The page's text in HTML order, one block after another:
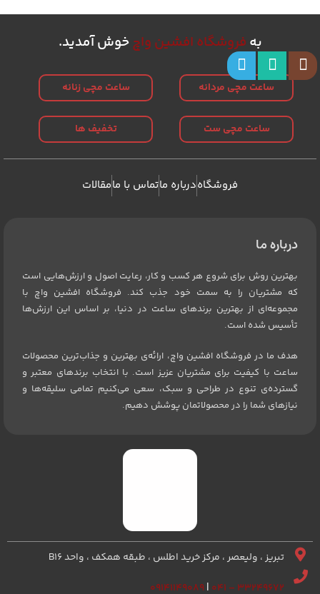
به فروشگاه افشین واچخوش آمدید.
ساعت مچی مردانه ساعت مچی زنانه
ساعت مچی ست تخفیف ها
فروشگاهدرباره ماتماس با مامقالات
درباره ما
بهترین روش برای شروع هر کسب و کار، رعایت اصول و ارزش‌هایی است
که مشتریان را به سمت خود جذب کند. فروشگاه افشین واچ با
مجموعه‌ای از بهترین برندهای ساعت در دنیا، بر اساس این ارزش‌ها
تأسیس شده است.
هدف ما در فروشگاه افشین واچ، ارائه‌ی بهترین و جذاب‌ترین محصولات
ساعت با کیفیت برای مشتریان عزیز است. با انتخاب برندهای معتبر و
گسترده‌ی تنوع در طراحی و سبک، سعی می‌کنیم تمامی سلیقه‌ها و
نیازهای شما را در محصولاتمان پوشش دهیم.
تبریز ، ولیعصر ، مرکز خرید اطلس ، طبقه همکف ، واحد B16
۳۳۲۴۹۶۷۲ – ۰۴۱
|۰۹۱۴۱۱۴۹۰۸۹